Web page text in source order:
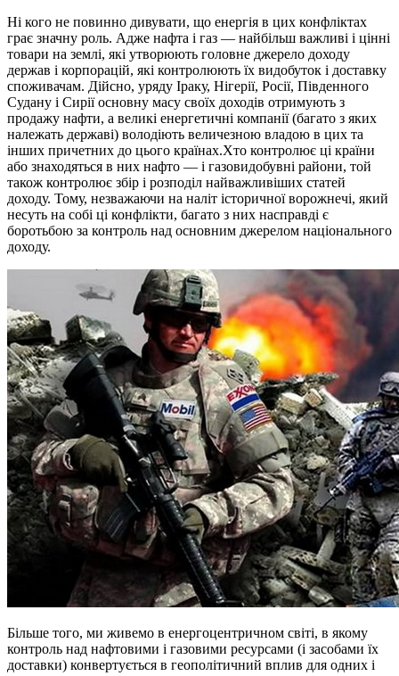
Ні кого не повинно дивувати, що енергія в цих конфліктах
грає значну роль. Адже нафта і газ — найбільш важливі і цінні
товари на землі, які утворюють головне джерело доходу
держав і корпорацій, які контролюють їх видобуток і доставку
споживачам. Дійсно, уряду Іраку, Нігерії, Росії, Південного
Судану і Сирії основну масу своїх доходів отримують з
продажу нафти, а великі енергетичні компанії (багато з яких
належать державі) володіють величезною владою в цих та
інших причетних до цього країнах.Хто контролює ці країни
або знаходяться в них нафто — і газовидобувні райони, той
також контролює збір і розподіл найважливіших статей
доходу. Тому, незважаючи на наліт історичної ворожнечі, який
несуть на собі ці конфлікти, багато з них насправді є
боротьбою за контроль над основним джерелом національного
доходу.
Більше того, ми живемо в енергоцентричном світі, в якому
контроль над нафтовими і газовими ресурсами (і засобами їх
доставки) конвертується в геополітичний вплив для одних і